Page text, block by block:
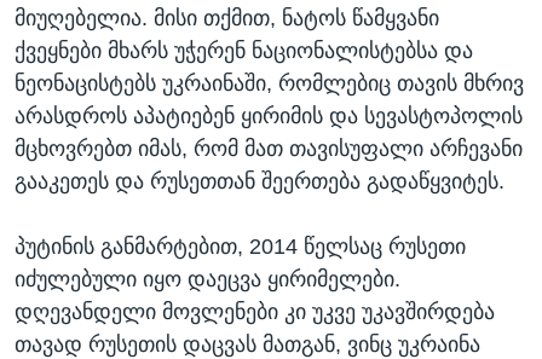
მიუღებელია. მისი თქმით, ნატოს წამყვანი
ქვეყნები მხარს უჭერენ ნაციონალისტებსა და
ნეონაცისტებს უკრაინაში, რომლებიც თავის მხრივ
არასდროს აპატიებენ ყირიმის და სევასტოპოლის
მცხოვრებთ იმას, რომ მათ თავისუფალი არჩევანი
გააკეთეს და რუსეთთან შეერთება გადაწყვიტეს.
პუტინის განმარტებით, 2014 წელსაც რუსეთი
იძულებული იყო დაეცვა ყირიმელები.
დღევანდელი მოვლენები კი უკვე უკავშირდება
თავად რუსეთის დაცვას მათგან, ვინც უკრაინა